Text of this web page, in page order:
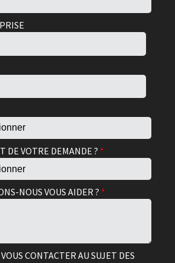
DE VOTRE DEMANDE ? *
NOUS VOUS AIDER ? *
CONTACTER AU SUJET DES